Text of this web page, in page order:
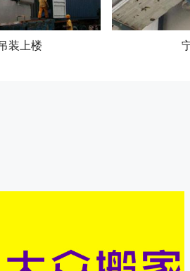
装上楼